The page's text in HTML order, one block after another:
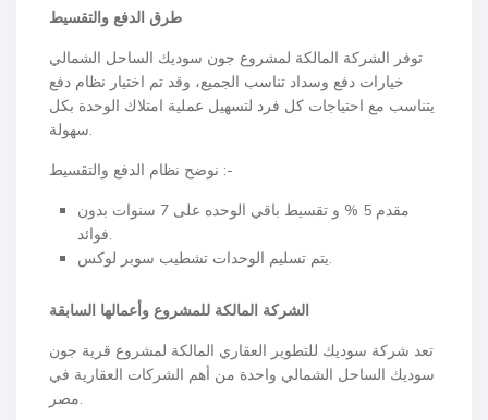
طرق الدفع والتقسيط
توفر الشركة المالكة لمشروع جون سوديك الساحل الشمالي
خيارات دفع وسداد تناسب الجميع، وقد تم اختيار نظام دفع
يتناسب مع احتياجات كل فرد لتسهيل عملية امتلاك الوحدة بكل
سهولة.
نوضح نظام الدفع والتقسيط :-
مقدم 5 % و تقسيط باقي الوحده على 7 سنوات بدون
فوائد.
يتم تسليم الوحدات تشطيب سوبر لوكس.
الشركة المالكة للمشروع وأعمالها السابقة
تعد شركة سوديك للتطوير العقاري المالكة لمشروع قرية جون
سوديك الساحل الشمالي واحدة من أهم الشركات العقارية في
مصر.